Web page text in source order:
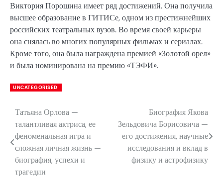
Виктория Порошина имеет ряд достижений. Она получила
высшее образование в ГИТИСе, одном из престижнейших
российских театральных вузов. Во время своей карьеры
она снялась во многих популярных фильмах и сериалах.
Кроме того, она была награждена премией «Золотой орел»
и была номинирована на премию «ТЭФИ».
UNCATEGORISED
Навигация
по
записям
Татьяна Орлова —
талантливая актриса, ее
феноменальная игра и
сложная личная жизнь —
биография, успехи и
трагедии
Биография Якова
Зельдовича Борисовича —
его достижения, научные
исследования и вклад в
физику и астрофизику